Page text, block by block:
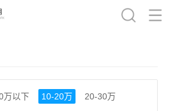
万以下 10-20万 20-30万